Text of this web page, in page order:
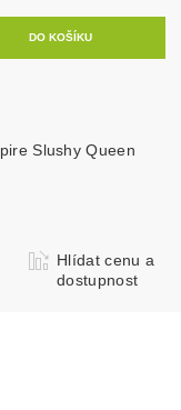
Slushy Queen
Hlídat cenu a
dostupnost